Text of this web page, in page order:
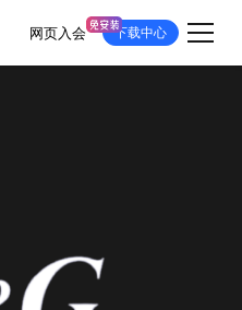
网页入会 下载中心